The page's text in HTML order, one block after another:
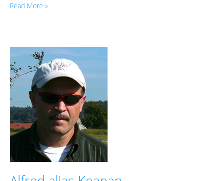
Read More »
Alfred
alias
Keanan